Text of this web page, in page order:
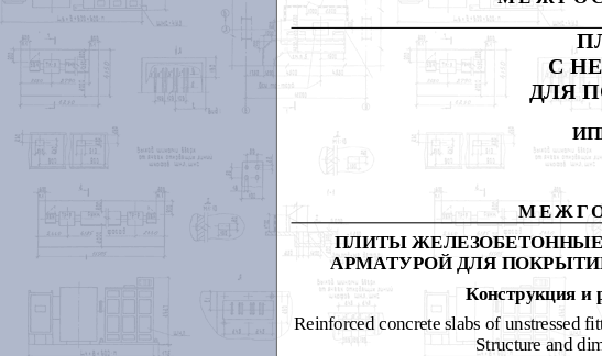
С
ДЛЯ
ПЛИТЫ
АРМАТУРОЙ ДЛЯ
Конструкция и
Reinforced concrete slabs of unstressed
Structure and